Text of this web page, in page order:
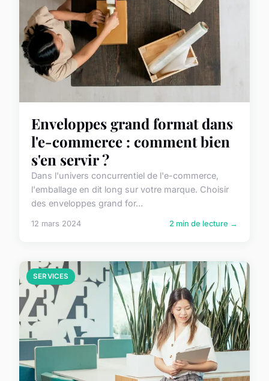
Enveloppes grand format dans
l'e-commerce : comment bien
s'en servir ?
Dans l'univers concurrentiel de l'e-commerce,
l'emballage en dit long sur votre marque. Choisir
des enveloppes grand for...
12 mars 2024 2 min de lecture →
SERVICES